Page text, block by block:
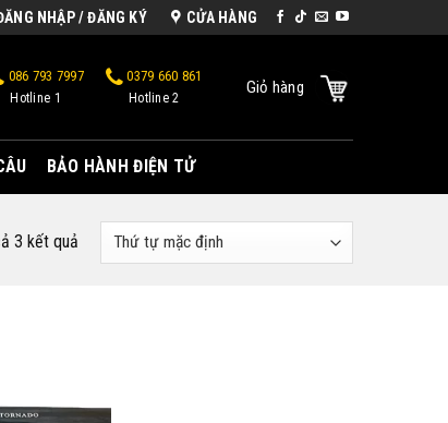
NHẬP / ĐĂNG KÝ CỬA HÀNG
086 793 7997
Hotline 1
0379 660 861
Hotline 2
Giỏ hàng
BẢO HÀNH ĐIỆN TỬ
3 kết quả